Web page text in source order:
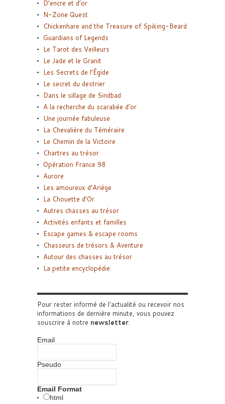
D’encre et d’or
N-Zone Quest
Chickenhare and the Treasure of Spiking-Beard
Guardians of Legends
Le Tarot des Veilleurs
Le Jade et le Granit
Les Secrets de l’Égide
Le secret du destrier
Dans le sillage de Sindbad
A la recherche du scarabée d’or
Une journée fabuleuse
La Chevalière du Téméraire
Le Chemin de la Victoire
Chartres au trésor
Opération France 98
Aurore
Les amoureux d’Ariège
La Chouette d’Or
Autres chasses au trésor
Activités enfants et familles
Escape games & escape rooms
Chasseurs de trésors & Aventure
Autour des chasses au trésor
La petite encyclopédie
Pour rester informé de l'actualité ou recevoir nos
informations de dernière minute, vous pouvez
souscrire à notre newsletter.
Email
Pseudo
Email Format
html